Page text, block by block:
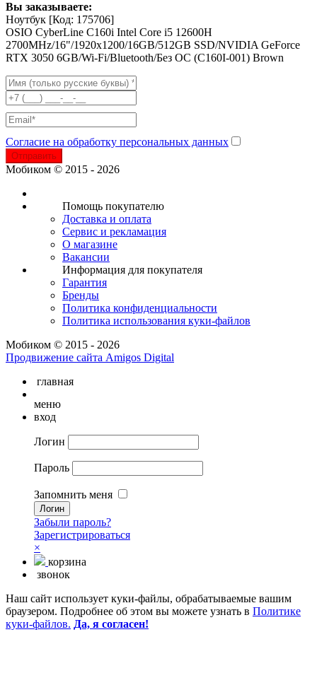
Вы заказываете:
Ноутбук [Код: 175706]
OSIO CyberLine C160i Intel Core i5 12600H
2700MHz/16"/1920х1200/16GB/512GB SSD/NVIDIA GeForce
RTX 3050 6GB/Wi-Fi/Bluetooth/Без ОС (C160I-001) Brown
Согласие на обработку персональных данных
Отправить
Мобиком © 2015 - 2026
Помощь покупателю
Доставка и оплата
Сервис и рекламация
О магазине
Вакансии
Информация для покупателя
Гарантия
Бренды
Политика конфиденциальности
Политика использования куки-файлов
Мобиком © 2015 - 2026
Продвижение сайта Amigos Digital
главная
меню
вход
Логин
Пароль
Запомнить меня
Забыли пароль?
Зарегистрироваться
×
корзина
звонок
Наш сайт использует куки-файлы, обрабатываемые вашим
браузером. Подробнее об этом вы можете узнать в Политике
куки-файлов. Да, я согласен!